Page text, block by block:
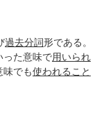
過去分詞形である。
った意味で用いられ
味でも使われる こと